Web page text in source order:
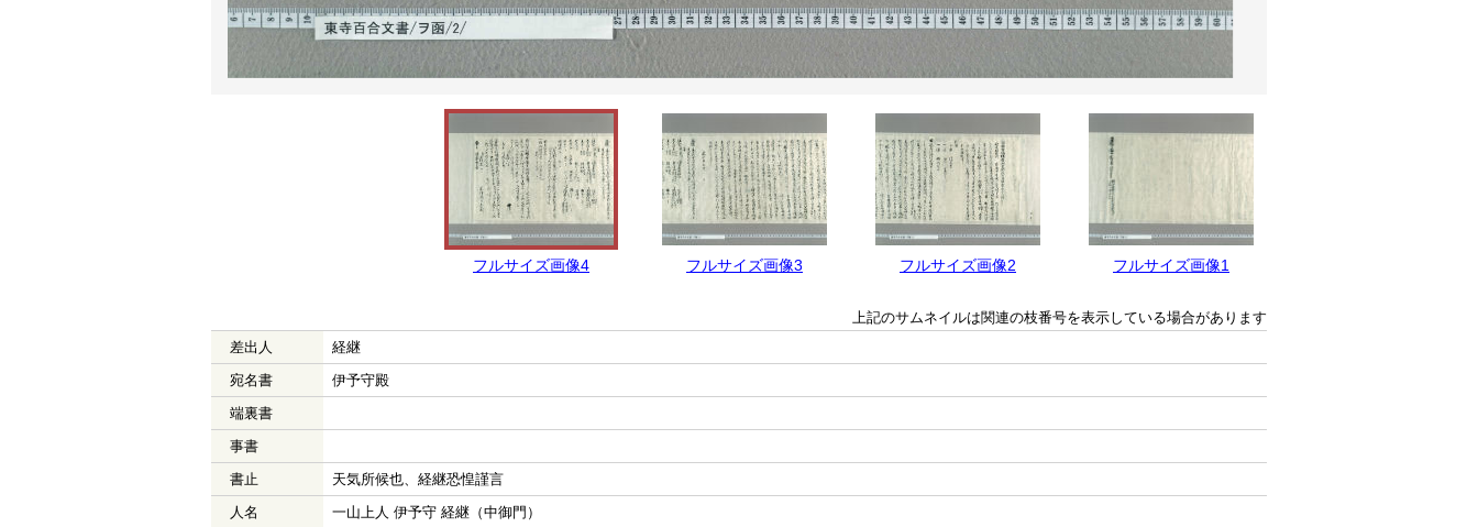
フルサイズ画像4 フルサイズ画像3 フルサイズ画像2 フルサイズ画像1
上記のサムネイルは関連の枝番号を表示している場合があります
差出人
経継
宛名書
伊予守殿
端裏書
事書
書止
天気所候也、経継恐惶謹言
人名
一山上人 伊予守 経継（中御門）